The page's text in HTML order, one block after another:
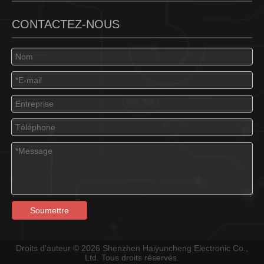
CONTACTEZ-NOUS
Soumettre
Droits d'auteur © 2026 Shenzhen Haiyuncheng Electronic Co.,
Ltd. Tous droits réservés.